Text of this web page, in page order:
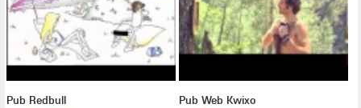
Pub Redbull
Pub Web Kwixo